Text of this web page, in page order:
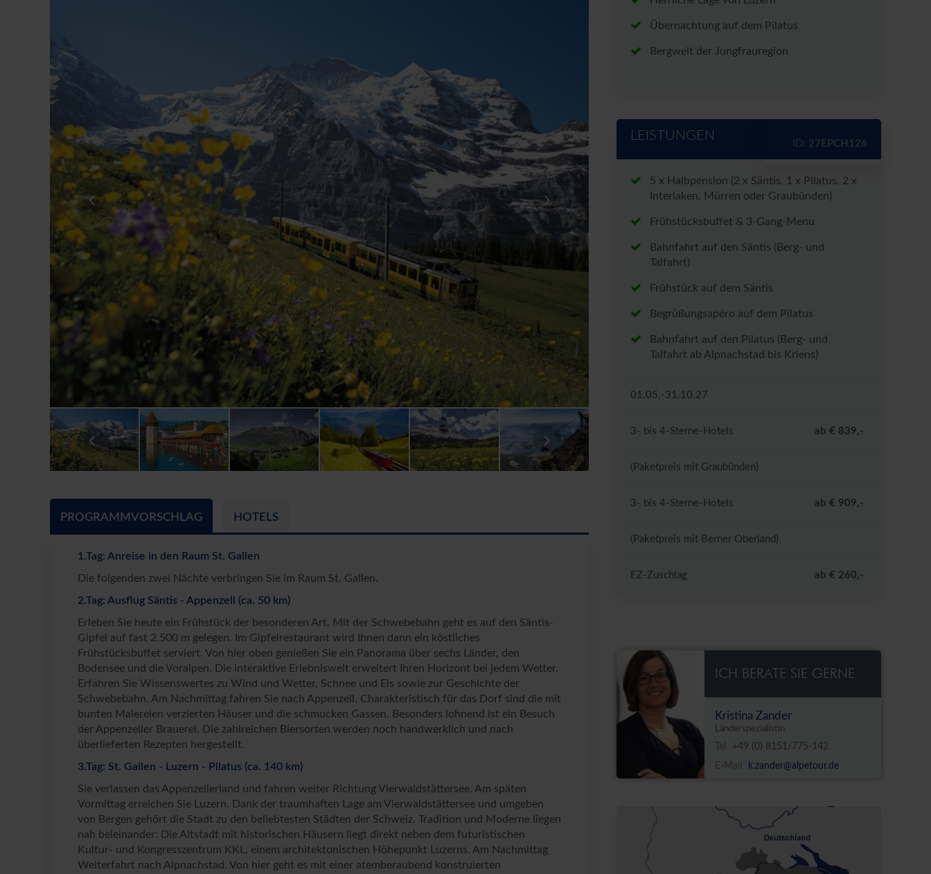
PROGRAMMVORSCHLAG HOTELS
1.Tag: Anreise in den Raum St. Gallen
Die folgenden zwei Nächte verbringen Sie im Raum St. Gallen.
2.Tag: Ausflug Säntis - Appenzell (ca. 50 km)
Erleben Sie heute ein Frühstück der besonderen Art. Mit der Schwebebahn geht es auf den Säntis-
Gipfel auf fast 2.500 m gelegen. Im Gipfelrestaurant wird Ihnen dann ein köstliches
Frühstücksbuffet serviert. Von hier oben genießen Sie ein Panorama über sechs Länder, den
Bodensee und die Voralpen. Die interaktive Erlebniswelt erweitert Ihren Horizont bei jedem Wetter.
Erfahren Sie Wissenswertes zu Wind und Wetter, Schnee und Eis sowie zur Geschichte der
Schwebebahn. Am Nachmittag fahren Sie nach Appenzell. Charakteristisch für das Dorf sind die mit
bunten Malereien verzierten Häuser und die schmucken Gassen. Besonders lohnend ist ein Besuch
der Appenzeller Brauerei. Die zahlreichen Biersorten werden noch handwerklich und nach
überlieferten Rezepten hergestellt.
3.Tag: St. Gallen - Luzern - Pilatus (ca. 140 km)
Sie verlassen das Appenzellerland und fahren weiter Richtung Vierwaldstättersee. Am späten
Vormittag erreichen Sie Luzern. Dank der traumhaften Lage am Vierwaldstättersee und umgeben
von Bergen gehört die Stadt zu den beliebtesten Städten der Schweiz. Tradition und Moderne liegen
nah beieinander: Die Altstadt mit historischen Häusern liegt direkt neben dem futuristischen
Kultur- und Kongresszentrum KKL, einem architektonischen Höhepunkt Luzerns. Am Nachmittag
Weiterfahrt nach Alpnachstad. Von hier geht es mit einer atemberaubend konstruierten
Übernachtung auf dem Pilatus
Bergwelt der Jungfrauregion
LEISTUNGEN
5 x Halbpension (2 x Säntis, 1 x Pilatus, 2 x
Interlaken, Mürren oder Graubünden)
Frühstücksbuffet & 3-Gang-Menu
Bahnfahrt auf den Säntis (Berg- und
Talfahrt)
Frühstück auf dem Säntis
Begrüßungsapéro auf dem Pilatus
Bahnfahrt auf den Pilatus (Berg- und
Talfahrt ab Alpnachstad bis Kriens)
01.05.-31.10.27
3- bis 4-Sterne-Hotels ab € 839,-
(Paketpreis mit Graubünden)
3- bis 4-Sterne-Hotels ab € 909,-
(Paketpreis mit Berner Oberland)
EZ-Zuschlag ab € 260,-
ID: 27EPCH126
ICH BERATE SIE GERNE
Kristina Zander
Länderspezialistin
Tel
+49 (0) 8151/775-142
E-Mail
k.zander@alpetour.de
Wohnort*
Datenschutz *
Ja, ich möchte die Kataloge der alpetour Touristischen GmbH anfordern. Als Gegenleistung stimme ich zu, weitere Informationen zu den Angeboten per E-
Mail und/oder Telefon zu erhalten. Ich kann diese Einwilligung jederzeit widerrufen. Die
Datenschutzerklärung habe ich zur Kenntnis genommen.
Datenschutz & Transparenz ist uns sehr wichtig!
Die Anfrage wird via SSL verschlüsselt an unseren Server geschickt. Mit Absenden des Formulars, erklären Sie, dass Sie die
Datenschutzerklärungund
Widerrufhinweise der alpetour Touristische GmbH zur Kenntnis genommen und akzeptiert haben.
Datenschutzerklärung Widerrufhinweise
Bestellung absenden